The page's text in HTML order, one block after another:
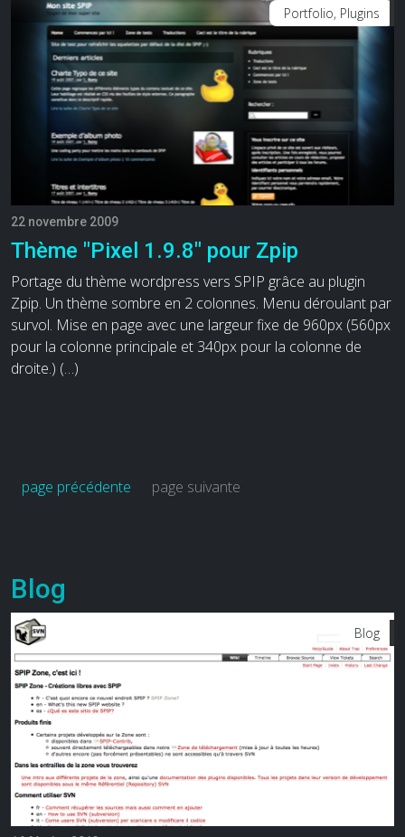
Portfolio, Plugins
22 novembre 2009
Thème "Pixel 1.9.8" pour Zpip
Portage du thème wordpress vers SPIP grâce au plugin
Zpip. Un thème sombre en 2 colonnes. Menu déroulant par
survol. Mise en page avec une largeur fixe de 960px (560px
pour la colonne principale et 340px pour la colonne de
droite.) (…)
page précédente page suivante
Blog
Blog